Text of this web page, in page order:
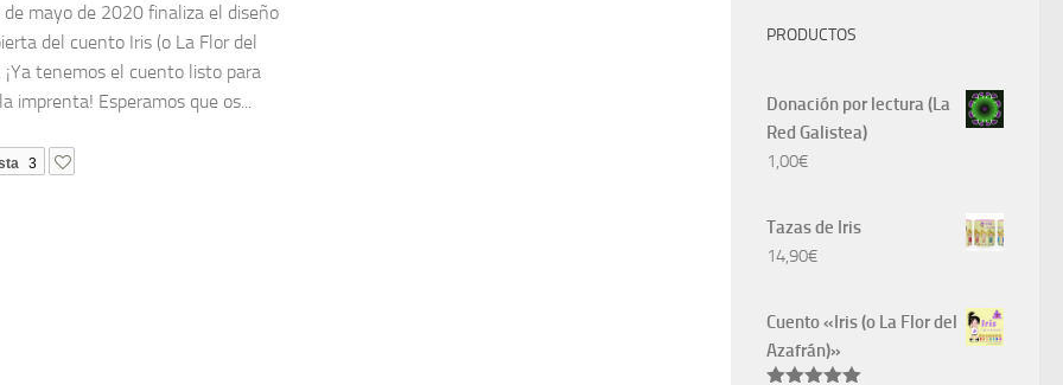
de mayo de 2020 finaliza el diseño
del cuento Iris (o La Flor del
¡Ya tenemos el cuento listo para
imprenta! Esperamos que os...
3
PRODUCTOS
Donación por lectura (La
Red Galistea)
1,00€
Tazas de Iris
14,90€
Cuento «Iris (o La Flor del
Azafrán)»